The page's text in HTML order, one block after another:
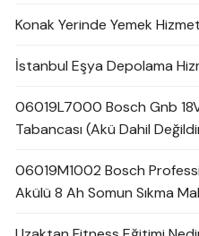
Konak Yerinde Yemek
İstanbul Eşya Depolama
06019L7000 Bosch Gnb
Tabancası (Akü Dahil
06019M1002 Bosch
Akülü 8 Ah Somun Sıkma